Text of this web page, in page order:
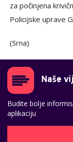
za počinjena
Policijske uprave
(Srna)
Naše
Budite bolje
aplikaciju